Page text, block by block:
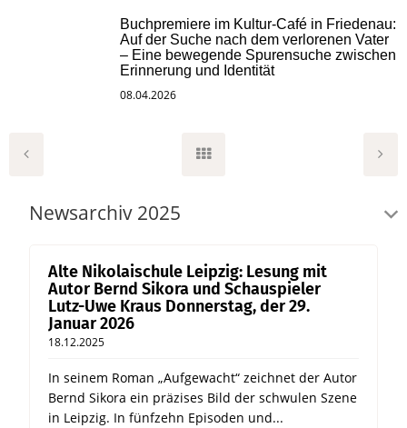
Buchpremiere im Kultur-Café in Friedenau:
Auf der Suche nach dem verlorenen Vater
– Eine bewegende Spurensuche zwischen
Erinnerung und Identität
08.04.2026
Newsarchiv 2025
Alte Nikolaischule Leipzig: Lesung mit
Autor Bernd Sikora und Schauspieler
Lutz-Uwe Kraus Donnerstag, der 29.
Januar 2026
18.12.2025
In seinem Roman „Aufgewacht“ zeichnet der Autor
Bernd Sikora ein präzises Bild der schwulen Szene
in Leipzig. In fünfzehn Episoden und...